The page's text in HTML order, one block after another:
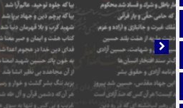
ایتا
آپارات
اینستاگرام